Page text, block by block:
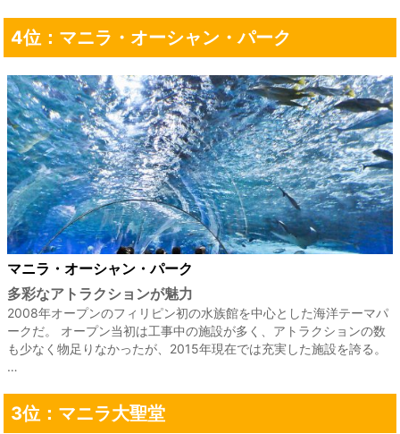
4位：マニラ・オーシャン・パーク
マニラ・オーシャン・パーク
多彩なアトラクションが魅力
2008年オープンのフィリピン初の水族館を中心とした海洋テーマパ
ークだ。 オープン当初は工事中の施設が多く、アトラクションの数
も少なく物足りなかったが、2015年現在では充実した施設を誇る。
…
3位：マニラ大聖堂